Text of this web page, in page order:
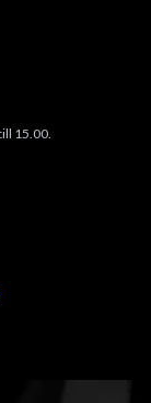
15.00.